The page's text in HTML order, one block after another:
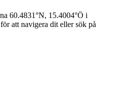
60.4831°N, 15.4004°Ö i
att navigera dit eller sök på